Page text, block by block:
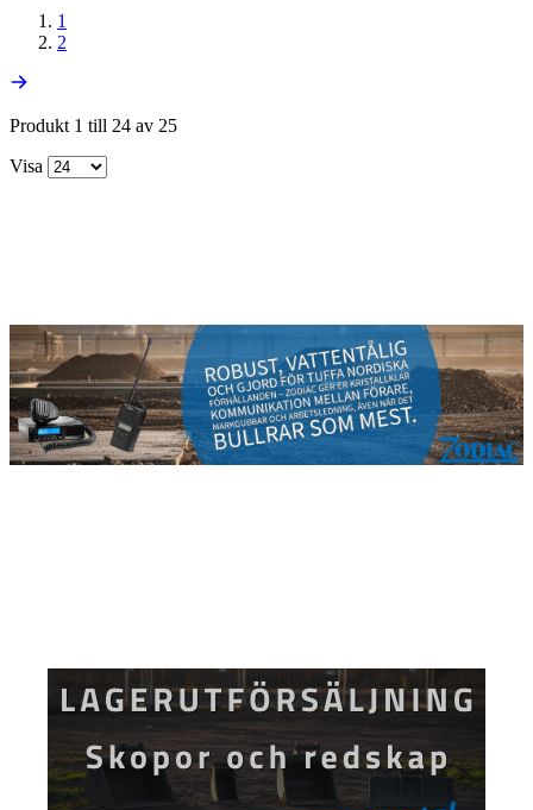
1
2
Produkt 1 till 24 av 25
Visa